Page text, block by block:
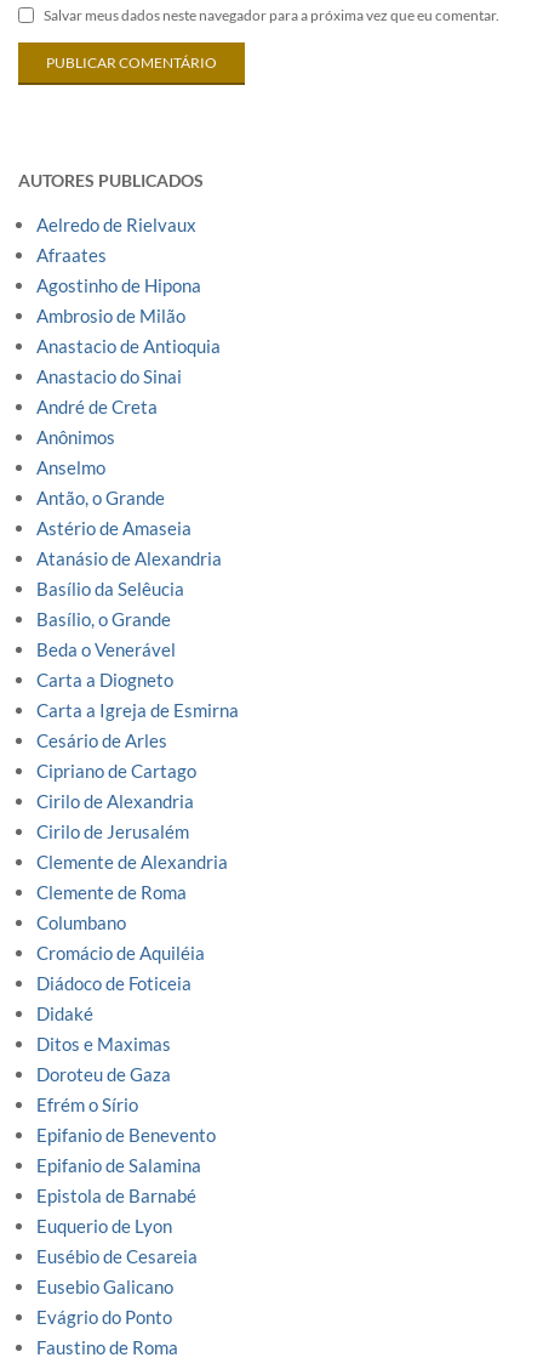
Salvar meus dados neste navegador para a próxima vez que eu comentar.
AUTORES PUBLICADOS
Aelredo de Rielvaux
Afraates
Agostinho de Hipona
Ambrosio de Milão
Anastacio de Antioquia
Anastacio do Sinai
André de Creta
Anônimos
Anselmo
Antão, o Grande
Astério de Amaseia
Atanásio de Alexandria
Basílio da Selêucia
Basílio, o Grande
Beda o Venerável
Carta a Diogneto
Carta a Igreja de Esmirna
Cesário de Arles
Cipriano de Cartago
Cirilo de Alexandria
Cirilo de Jerusalém
Clemente de Alexandria
Clemente de Roma
Columbano
Cromácio de Aquiléia
Diádoco de Foticeia
Didaké
Ditos e Maximas
Doroteu de Gaza
Efrém o Sírio
Epifanio de Benevento
Epifanio de Salamina
Epistola de Barnabé
Euquerio de Lyon
Eusébio de Cesareia
Eusebio Galicano
Evágrio do Ponto
Faustino de Roma